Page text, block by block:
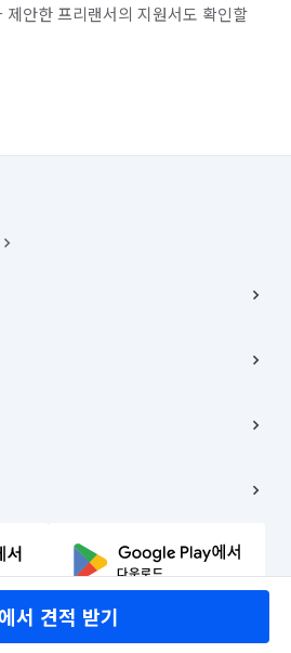
제안한 프리랜서의 지원서도 확인할
서 견적 받기
율곡로 6(중학동, 트윈트리빌딩) B동 5층
수송동 율곡로 24, 7층, 8층 미소
무와 책임은 거래당사자에게 있습니다.
Rights Reserved.